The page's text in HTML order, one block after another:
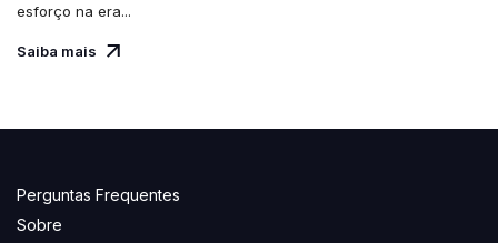
esforço na era...
Saiba mais
Perguntas Frequentes
Sobre